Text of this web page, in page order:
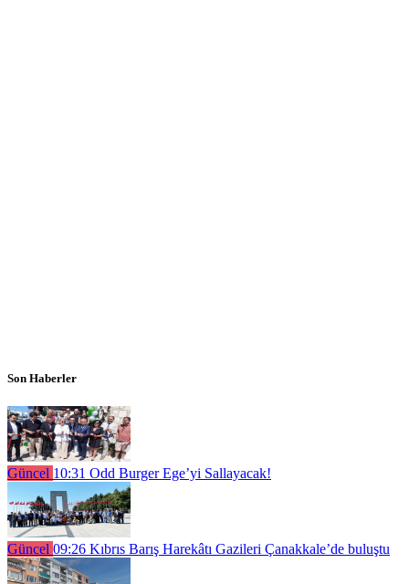
Son Haberler
Güncel 10:31 Odd Burger Ege’yi Sallayacak!
Güncel 09:26 Kıbrıs Barış Harekâtı Gazileri Çanakkale’de buluştu